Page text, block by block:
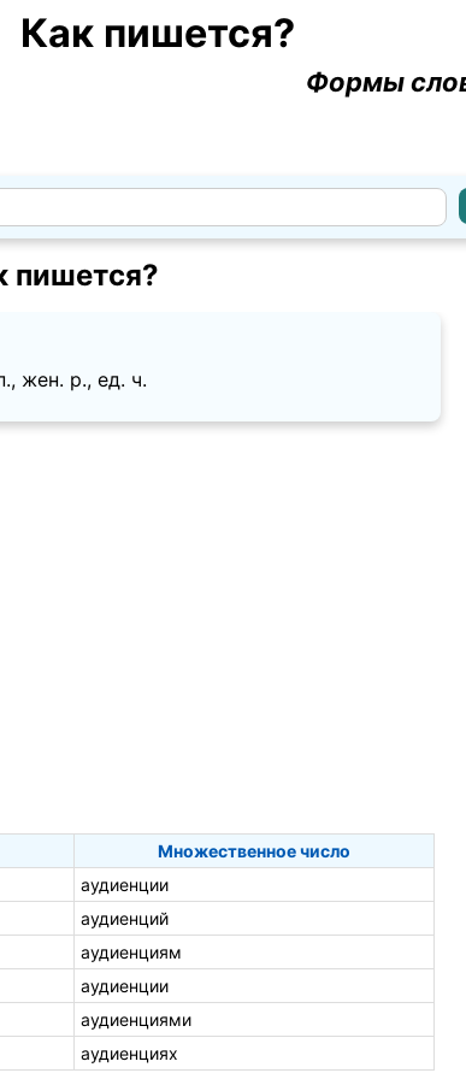
Как пишется?
Формы
пишется?
жен. p., ед. ч.
Множественное число
аудиенции
аудиенций
аудиенциям
аудиенции
аудиенциями
аудиенциях